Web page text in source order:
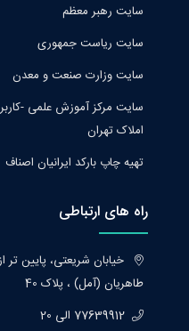
سایت رهبر معظم
سایت ریاست جمهوری
سایت وزارت صنعت و معدن
سایت مرکز آموزش علمی -
املاک تهران
تهیه چاپ بارکد ایرانیان اصناف
راه های ارتباطی
خیابان شریعتی، پایین تر
طاهریان (آمل) ، پلاک 40
77639912 الی 20